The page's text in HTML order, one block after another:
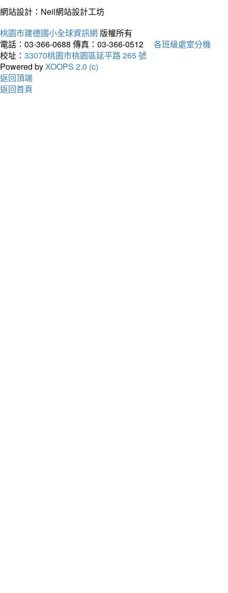
網站設計：Neil網站設計工坊
桃園市建德國小全球資訊網 版權所有
電話：03-366-0688 傳真：03-366-0512
各班級處室分機
校址： 33070桃園市桃園區延平路 265 號
Powered byXOOPS 2.0 (c)
返回頂端
返回首頁